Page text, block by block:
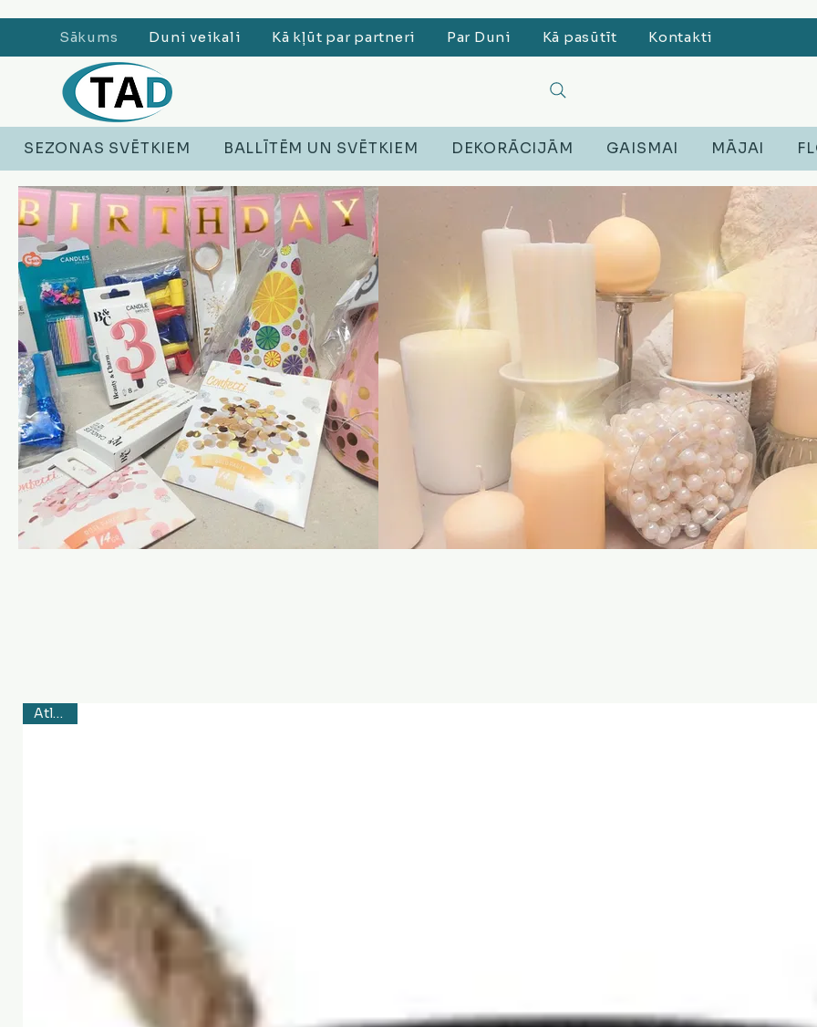
Sākums Duni veikali Kā kļūt par partneri Par Duni Kā pasūtīt Kontakti
SEZONAS SVĒTKIEM BALLĪTĒM UN SVĒTKIEM DEKORĀCIJĀM GAISMAI MĀJAI
Apskatīt Apskatīt
Atlaide